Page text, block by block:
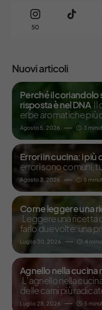
50
Nuovi articoli
Perché il coriandolo
risposta è nel DNA Il
erbe aromatiche più
Agosto 5, 2026 3
Errori in cucina: i più
errori sono comuni,
Agosto 3, 2026 5
Come leggere una
Leggere una
farlo due volte: una
Luglio 30, 2026 4
Agnello nella cucina
L’agnello nella
delle carni più
Luglio 28, 2026 5